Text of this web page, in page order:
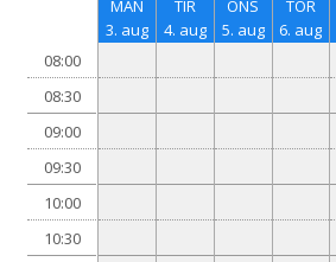
08:00
08:30
09:00
09:30
10:00
10:30
MAN
3. aug
TIR
4. aug
ONS
5. aug
TOR
6. aug